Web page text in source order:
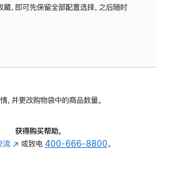
，即可先保留全部配置选择，之后随时
，并更改购物袋中的商品数量。
获得购买帮助，
流 (在 或致电 400-666-8800。